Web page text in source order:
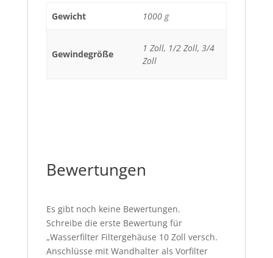
Gewicht 1000 g
Gewindegröße
1 Zoll, 1/2 Zoll, 3/4
Zoll
Bewertungen
Es gibt noch keine Bewertungen.
Schreibe die erste Bewertung für
„Wasserfilter Filtergehäuse 10 Zoll versch.
Anschlüsse mit Wandhalter als Vorfilter